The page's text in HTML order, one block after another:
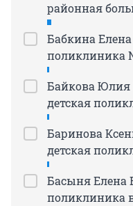
районная
Бабкина
поликлиника
Байкова Юлия
детская
Баринова
детская
Басыня Елена
поликлиника